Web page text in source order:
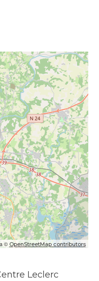
© OpenStreetMap contributors
Leclerc